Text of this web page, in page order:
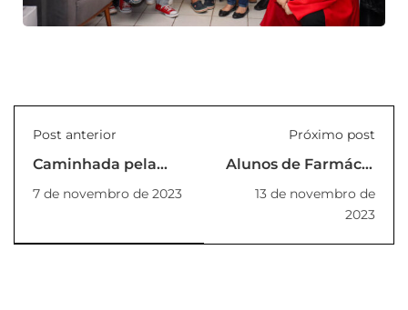
Post anterior
Caminhada pela
7 de novembro de 2023
Próximo post
Alunos de Farmácia
Ação de Saúde na
Droga Raia
13 de novembro de
2023